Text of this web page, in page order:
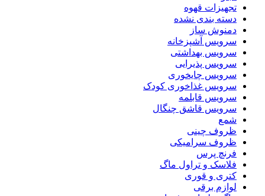
تجهیزات قهوه
دسته بندی نشده
دمنوش ساز
سرویس آشپزخانه
سرویس بهداشتی
سرویس پذیرایی
سرویس چایخوری
سرویس غذاخوری کودک
سرویس قابلمه
سرویس قاشق چنگال
شمع
ظروف چینی
ظروف سرامیکی
فرنچ پرس
فلاسک و تراول ماگ
کتری و قوری
لوازم برقی